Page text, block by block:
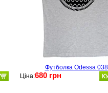
Футболка Odessa 038
Ціна:680 грн